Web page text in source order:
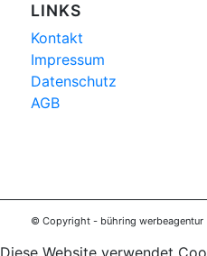
LINKS
Kontakt
Impressum
Datenschutz
AGB
© Copyright - bühring werbeagentur